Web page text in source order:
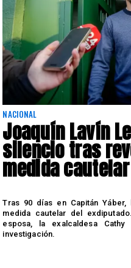
NACIONAL
Joaquín Lavín
silencio tras
medida cautelar
Tras 90 días en Capitán
medida cautelar del
esposa, la exalcaldesa
investigación.